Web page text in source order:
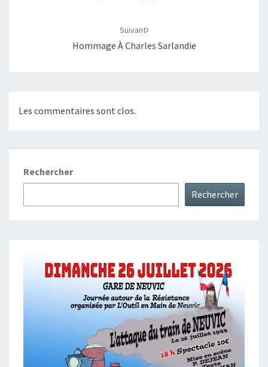
Suivant
Hommage À Charles Sarlandie
Les commentaires sont clos.
Rechercher
Rechercher